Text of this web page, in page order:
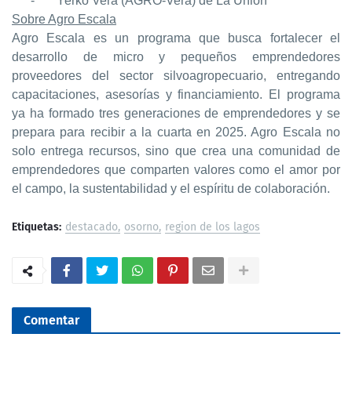
Sobre Agro Escala
Agro Escala es un programa que busca fortalecer el
desarrollo de micro y pequeños emprendedores
proveedores del sector silvoagropecuario, entregando
capacitaciones, asesorías y financiamiento. El programa
ya ha formado tres generaciones de emprendedores y se
prepara para recibir a la cuarta en 2025. Agro Escala no
solo entrega recursos, sino que crea una comunidad de
emprendedores que comparten valores como el amor por
el campo, la sustentabilidad y el espíritu de colaboración.
Etiquetas: destacado osorno region de los lagos
Comentar